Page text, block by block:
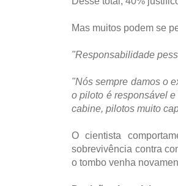
Mas muitos podem se
"Responsabilidade
"Nós sempre damos o
o piloto é responsável
cabine, pilotos muito
O cientista
sobrevivência contra
o tombo venha